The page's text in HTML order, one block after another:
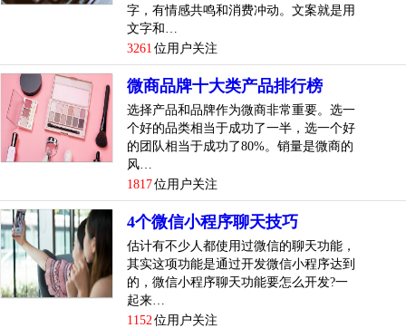
即便如此，从外界来看，微商做得还不错。事实上，只有自
己做过的人才知道微商可以有多辛苦多累。说白了，做微信
生意比上班还累，还辛苦。
很多人可能说过，每天拿着手机有多累多辛苦？因此，大多
数人对微商的理解不仅是片面的，也是主观的。如果可以，
说微商简单，或者说微商不努力的人，可以试试看能不能赚
钱，能坚持多久。
字，有情感共鸣和消费冲动。文案就是用
文字和…
3261 位用户关注
微商品牌十大类产品排行榜
选择产品和品牌作为微商非常重要。选一
个好的品类相当于成功了一半，选一个好
的团队相当于成功了80%。销量是微商的
风…
1817位用户关注
4个微信小程序聊天技巧
估计有不少人都使用过微信的聊天功能，
其实这项功能是通过开发微信小程序达到
的，微信小程序聊天功能要怎么开发?一
起来…
1152 位用户关注